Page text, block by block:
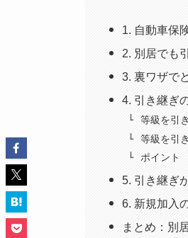
1. 自動車保
2. 別居でも
3. 裏ワザで
4. 引き継ぎ
等級を引
等級を引
ポイント
5. 引き継ぎ
6. 新規加入
まとめ：別